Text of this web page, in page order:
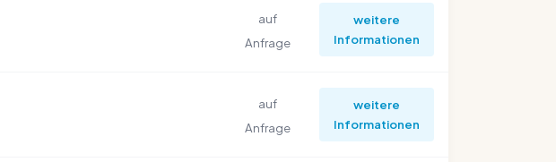
auf
Anfrage
weitere
Informationen
auf
Anfrage
weitere
Informationen